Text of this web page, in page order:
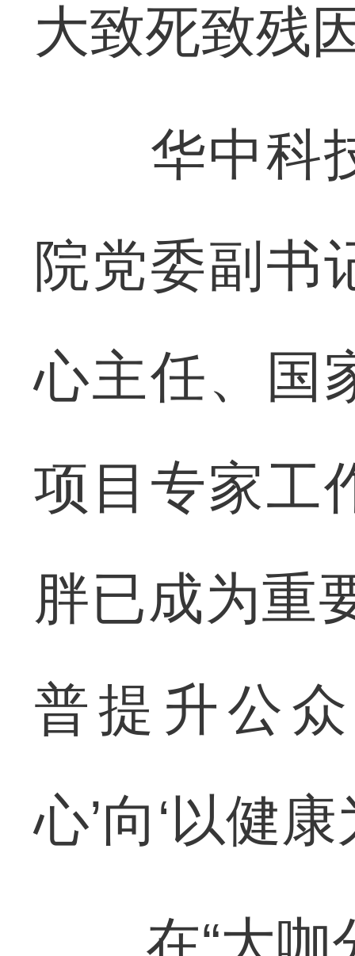
大致死致残
华中科技
院党委副书
心主任、国
项目专家工
胖已成为重
普提升公
心’向‘以健
在“大咖分